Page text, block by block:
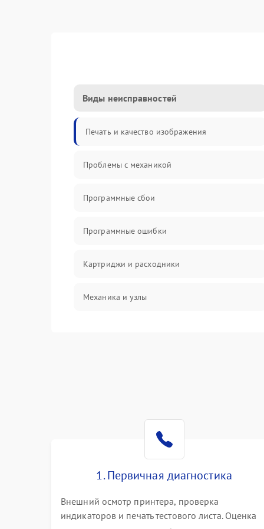
Виды неисправностей
Печать и качество изображения
Проблемы с механикой
Программные сбои
Программные ошибки
Картриджи и расходники
Механика и узлы
1. Первичная диагностика
Внешний осмотр принтера, проверка
индикаторов и печать тестового листа. Оценка